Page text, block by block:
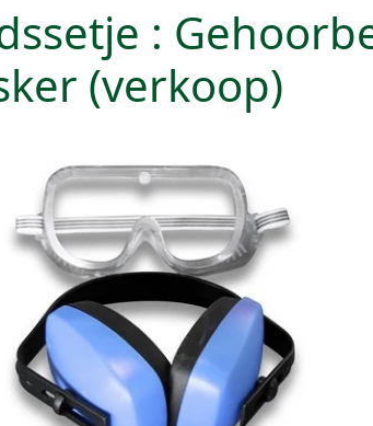
:
(verkoop)